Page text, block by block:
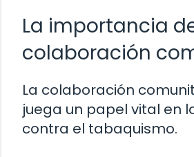
La importancia
colaboración
La colaboración
juega un papel vital en
contra el tabaquismo.